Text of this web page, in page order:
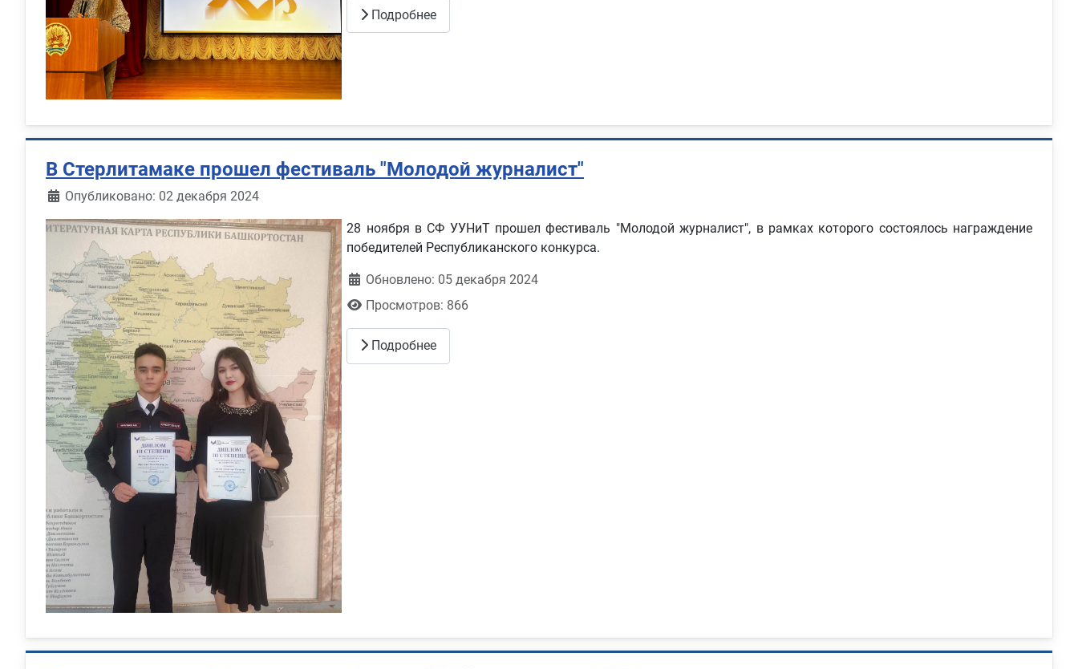
Подробнее
В Стерлитамаке прошел фестиваль "Молодой журналист"
Информация о материале
Опубликовано: 02 декабря 2024
28 ноября в СФ УУНиТ прошел фестиваль "Молодой журналист", в рамках которого состоялось награждение
победителей Республиканского конкурса.
Обновлено: 05 декабря 2024
Просмотров: 866
Подробнее